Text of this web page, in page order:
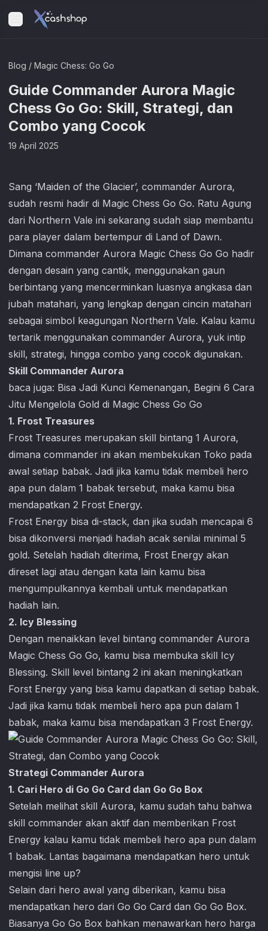
Blog / Magic Chess: Go Go
Guide Commander Aurora Magic
Chess Go Go: Skill, Strategi, dan
Combo yang Cocok
19 April 2025
Sang ‘Maiden of the Glacier’, commander Aurora,
sudah resmi hadir di Magic Chess Go Go. Ratu Agung
dari Northern Vale ini sekarang sudah siap membantu
para player dalam bertempur di Land of Dawn.
Dimana commander Aurora Magic Chess Go Go hadir
dengan desain yang cantik, menggunakan gaun
berbintang yang mencerminkan luasnya angkasa dan
jubah matahari, yang lengkap dengan cincin matahari
sebagai simbol keagungan Northern Vale. Kalau kamu
tertarik menggunakan commander Aurora, yuk intip
skill, strategi, hingga combo yang cocok digunakan.
Skill Commander Aurora
baca juga: Bisa Jadi Kunci Kemenangan, Begini 6 Cara
Jitu Mengelola Gold di Magic Chess Go Go
1. Frost Treasures
Frost Treasures merupakan skill bintang 1 Aurora,
dimana commander ini akan membekukan Toko pada
awal setiap babak. Jadi jika kamu tidak membeli hero
apa pun dalam 1 babak tersebut, maka kamu bisa
mendapatkan 2 Frost Energy.
Frost Energy bisa di-stack, dan jika sudah mencapai 6
bisa dikonversi menjadi hadiah acak senilai minimal 5
gold. Setelah hadiah diterima, Frost Energy akan
direset lagi atau dengan kata lain kamu bisa
mengumpulkannya kembali untuk mendapatkan
hadiah lain.
2. Icy Blessing
Dengan menaikkan level bintang commander Aurora
Magic Chess Go Go, kamu bisa membuka skill Icy
Blessing. Skill level bintang 2 ini akan meningkatkan
Forst Energy yang bisa kamu dapatkan di setiap babak.
Jadi jika kamu tidak membeli hero apa pun dalam 1
babak, maka kamu bisa mendapatkan 3 Frost Energy.
Strategi Commander Aurora
1. Cari Hero di Go Go Card dan Go Go Box
Setelah melihat skill Aurora, kamu sudah tahu bahwa
skill commander akan aktif dan memberikan Frost
Energy kalau kamu tidak membeli hero apa pun dalam
1 babak. Lantas bagaimana mendapatkan hero untuk
mengisi line up?
Selain dari hero awal yang diberikan, kamu bisa
mendapatkan hero dari Go Go Card dan Go Go Box.
Biasanya Go Go Box bahkan menawarkan hero harga